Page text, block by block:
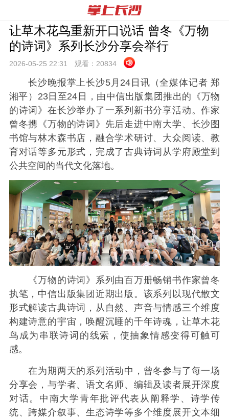
让草木花鸟重新开口说话 曾冬《万物
的诗词》系列长沙分享会举行
2026-05-25 22:31 观看： 20834
长沙晚报掌上长沙5月24日讯（全媒体记者 郑
湘平）23日至24日，由中信出版集团推出的《万物
的诗词》在长沙举办了一系列新书分享活动。作家
曾冬携《万物的诗词》先后走进中南大学、长沙图
书馆与林木森书店，融合学术研讨、大众阅读、教
育对话等多元形式，完成了古典诗词从学府殿堂到
公共空间的当代文化落地。
《万物的诗词》系列由百万册畅销书作家曾冬
执笔，中信出版集团近期出版。该系列以现代散文
形式解读古典诗词，从自然、声音与情感三个维度
构建诗意的宇宙，唤醒沉睡的千年诗魂，让草木花
鸟成为串联诗词的线索，使抽象情感变得可触可
感。
在为期两天的系列活动中，曾冬参与了每一场
分享会，与学者、语文名师、编辑及读者展开深度
对话。中南大学青年批评代表从阐释学、诗学传
统、跨媒介叙事、生态诗学等多个维度展开文本细